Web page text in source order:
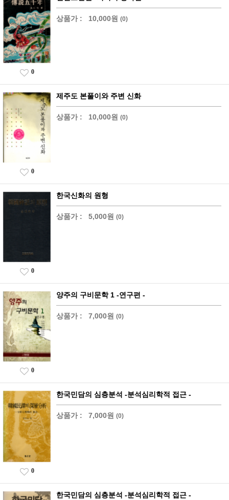
상품가 : 10,000원 (0)
0
제주도 본풀이와 주변 신화
상품가 : 10,000원 (0)
0
한국신화의 원형
상품가 : 5,000원 (0)
0
양주의 구비문학 1 -연구편 -
상품가 : 7,000원 (0)
0
한국민담의 심층분석 -분석심리학적 접근 -
상품가 : 7,000원 (0)
0
한국민담의 심층분석 -분석심리학적 접근 -